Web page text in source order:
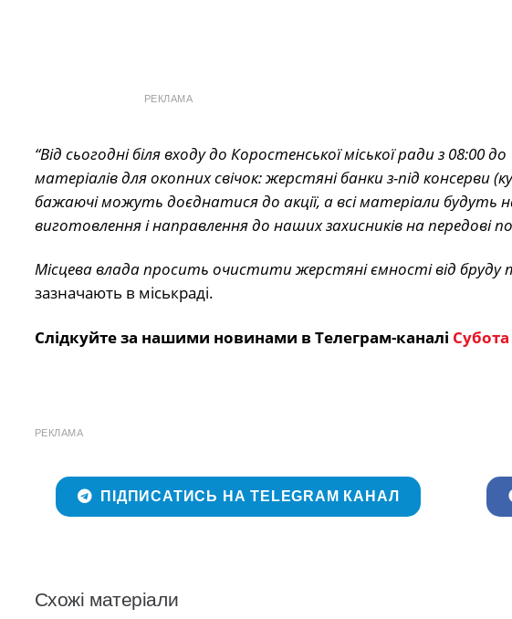
РЕКЛАМА
“Від сьогодні біля входу до Коростенської міської ради з
матеріалів для окопних свічок: жерстяні банки з-під
бажаючі можуть доєднатися до акції, а всі матеріали будуть
виготовлення і направлення до наших захисників на передові
Місцева влада просить очистити жерстяні ємності від бруду
зазначають в міськраді.
Слідкуйте за нашими новинами в Телеграм-каналі
РЕКЛАМА
ПІДПИСАТИСЬ НА TELEGRAM КАНАЛ
Схожі матеріали